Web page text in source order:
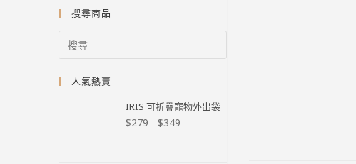
搜尋商品
人氣熱賣
IRIS 可折疊寵物外出袋
$279 – $349